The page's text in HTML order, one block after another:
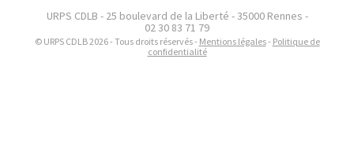
URPS CDLB - 25 boulevard de la Liberté - 35000 Rennes -
02 30 83 71 79
© URPS CDLB 2026 - Tous droits réservés - Mentions légales- Politique de
confidentialité